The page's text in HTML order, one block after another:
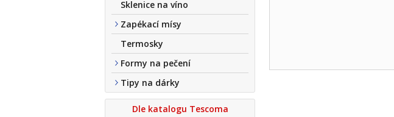
Sklenice na víno
Zapékací mísy
Termosky
Formy na pečení
Tipy na dárky
Dle katalogu Tescoma